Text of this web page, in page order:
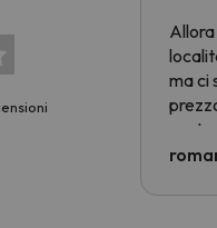
Allora
ma ci